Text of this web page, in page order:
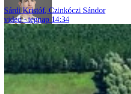
Sárdi Kristóf, Czinkóczi Sándor
video
tegnap 14:34